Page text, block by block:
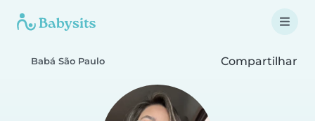
Babá São Paulo Compartilhar